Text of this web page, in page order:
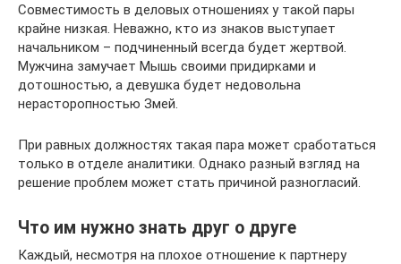
Совместимость в деловых отношениях у такой пары
крайне низкая. Неважно, кто из знаков выступает
начальником – подчиненный всегда будет жертвой.
Мужчина замучает Мышь своими придирками и
дотошностью, а девушка будет недовольна
нерасторопностью Змей.
При равных должностях такая пара может сработаться
только в отделе аналитики. Однако разный взгляд на
решение проблем может стать причиной разногласий.
Что им нужно знать друг о друге
Каждый, несмотря на плохое отношение к партнеру